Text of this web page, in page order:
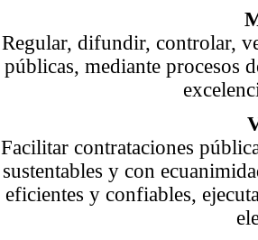
Regular, difundir, controlar,
públicas, mediante procesos
Facilitar contrataciones
sustentables y con
eficientes y confiables,